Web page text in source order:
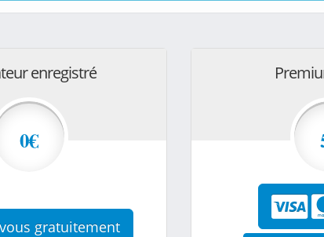
enregistré
0€
gratuitement